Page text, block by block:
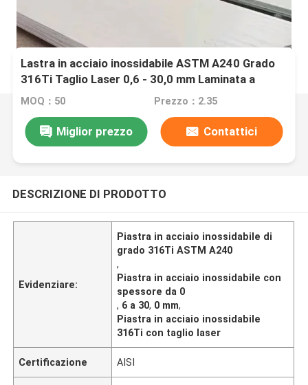
Lastra in acciaio inossidabile ASTM A240 Grado
316Ti Taglio Laser 0,6 - 30,0 mm Laminata a
Caldo 1.4571
MOQ：50 Prezzo：2.35
Miglior prezzo Contattici
DESCRIZIONE DI PRODOTTO
Evidenziare:
Piastra in acciaio inossidabile di
grado 316Ti ASTM A240
,
Piastra in acciaio inossidabile con
spessore da 0
, 6 a 30, 0 mm,
Piastra in acciaio inossidabile
316Ti con taglio laser
Certificazione AISI